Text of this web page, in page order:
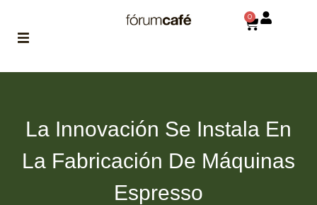
de fórum
0
La Innovación Se Instala En
La Fabricación De Máquinas
Espresso